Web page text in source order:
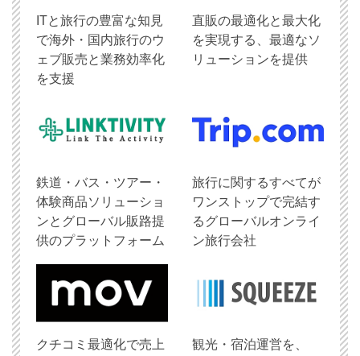
ITと旅行の豊富な知見
で海外・国内旅行のウ
ェブ販売と業務効率化
を支援
直販の最適化と最大化
を実現する、最適なソ
リューションを提供
鉄道・バス・ツアー・
体験商品ソリューショ
ンとグローバル販路提
供のプラットフォーム
旅行に関するすべてが
ワンストップで完結す
るグローバルオンライ
ン旅行会社
クチコミ最適化で売上
観光・宿泊運営を、